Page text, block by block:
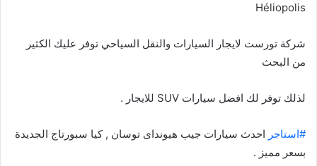
Héliopolis
شركة تورست لايجار السيارات والنقل السياحي توفر عليك الكثير
من البحث
لذلك توفر لك افضل سيارات SUV للايجار .
#استاجر احدث سيارات جيب هيونداى توسان , كيا سبورتاج الجديدة
بسعر مميز .